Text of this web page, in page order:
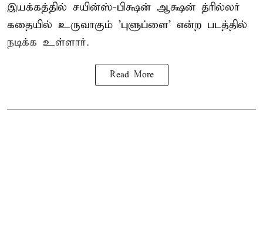
இயக்கத்தில் சயின்ஸ்-பிக்ஷன் ஆக்ஷன் த்ரில்லர்
கதையில் உருவாகும் 'புளுப்ளை' என்ற படத்தில்
நடிக்க உள்ளார்.
Read More